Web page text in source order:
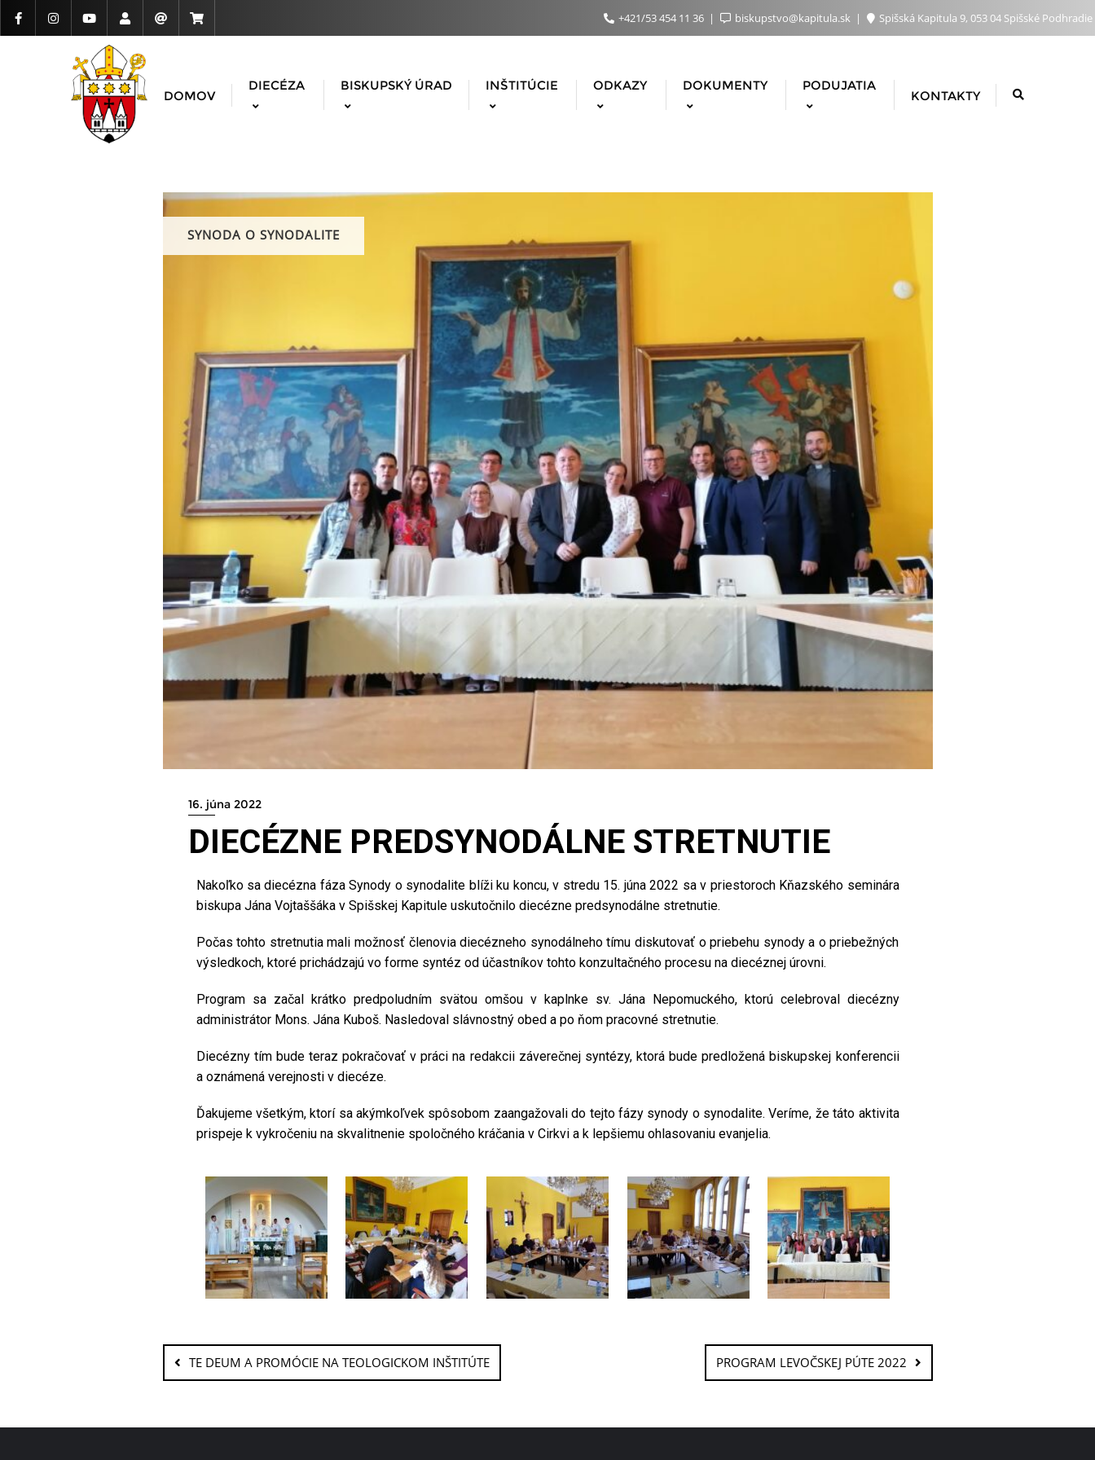
+421/53 454 11 36 biskupstvo@kapitula.sk Spišská Kapitula 9, 053 04 Spišské Podhradie
DOMOV
DIECÉZA BISKUPSKÝ ÚRAD INŠTITÚCIE ODKAZY DOKUMENTY PODUJATIA
KONTAKTY
SYNODA O SYNODALITE
16. júna 2022
DIECÉZNE PREDSYNODÁLNE STRETNUTIE
Nakoľko sa diecézna fáza Synody o synodalite blíži ku koncu, v stredu 15. júna 2022 sa v priestoroch Kňazského seminára
biskupa Jána Vojtaššáka v Spišskej Kapitule uskutočnilo diecézne predsynodálne stretnutie.
Počas tohto stretnutia mali možnosť členovia diecézneho synodálneho tímu diskutovať o priebehu synody a o priebežných
výsledkoch, ktoré prichádzajú vo forme syntéz od účastníkov tohto konzultačného procesu na diecéznej úrovni.
Program sa začal krátko predpoludním svätou omšou v kaplnke sv. Jána Nepomuckého, ktorú celebroval diecézny
administrátor Mons. Jána Kuboš. Nasledoval slávnostný obed a po ňom pracovné stretnutie.
Diecézny tím bude teraz pokračovať v práci na redakcii záverečnej syntézy, ktorá bude predložená biskupskej konferencii
a oznámená verejnosti v diecéze.
Ďakujeme všetkým, ktorí sa akýmkoľvek spôsobom zaangažovali do tejto fázy synody o synodalite. Veríme, že táto aktivita
prispeje k vykročeniu na skvalitnenie spoločného kráčania v Cirkvi a k lepšiemu ohlasovaniu evanjelia.
TE DEUM A PROMÓCIE NA TEOLOGICKOM INŠTITÚTE PROGRAM LEVOČSKEJ PÚTE 2022